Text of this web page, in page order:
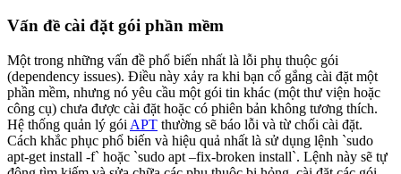
Vấn đề cài đặt gói phần mềm
Một trong những vấn đề phổ biến nhất là lỗi phụ thuộc gói
(dependency issues). Điều này xảy ra khi bạn cố gắng cài đặt một
phần mềm, nhưng nó yêu cầu một gói tin khác (một thư viện hoặc
công cụ) chưa được cài đặt hoặc có phiên bản không tương thích.
Hệ thống quản lý gói APT thường sẽ báo lỗi và từ chối cài đặt.
Cách khắc phục phổ biến và hiệu quả nhất là sử dụng lệnh `sudo
apt-get install -f` hoặc `sudo apt –fix-broken install`. Lệnh này sẽ tự